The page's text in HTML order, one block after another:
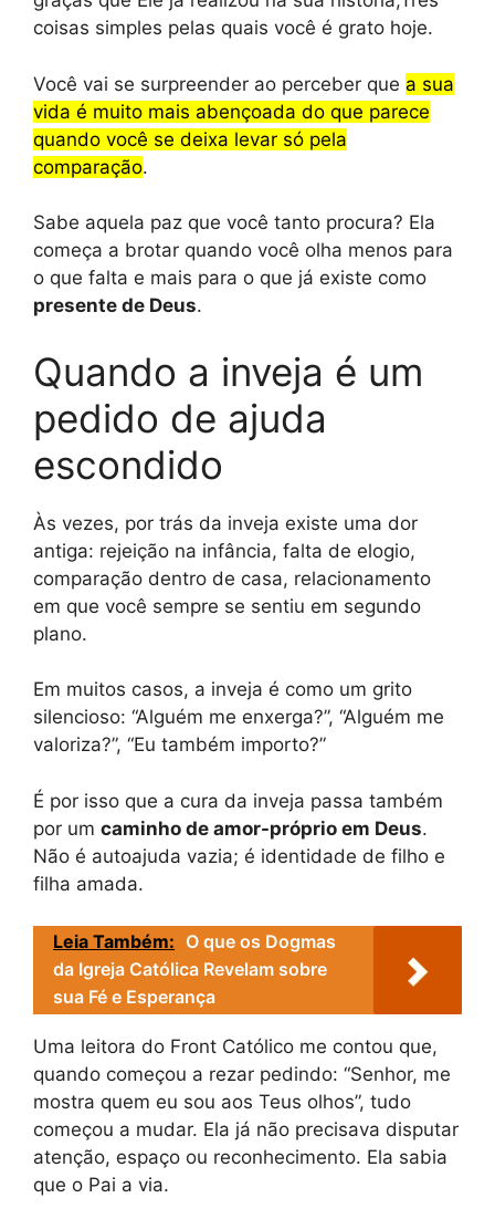
coisas simples pelas quais você é grato hoje.
Você vai se surpreender ao perceber que a sua
vida é muito mais abençoada do que parece
quando você se deixa levar só pela
comparação.
Sabe aquela paz que você tanto procura? Ela
começa a brotar quando você olha menos para
o que falta e mais para o que já existe como
presente de Deus.
Quando a inveja é um
pedido de ajuda
escondido
Às vezes, por trás da inveja existe uma dor
antiga: rejeição na infância, falta de elogio,
comparação dentro de casa, relacionamento
em que você sempre se sentiu em segundo
plano.
Em muitos casos, a inveja é como um grito
silencioso: “Alguém me enxerga?”, “Alguém me
valoriza?”, “Eu também importo?”
É por isso que a cura da inveja passa também
por um caminho de amor-próprio em Deus.
Não é autoajuda vazia; é identidade de filho e
filha amada.
Leia Também: O que os Dogmas
da Igreja Católica Revelam sobre
sua Fé e Esperança
Uma leitora do Front Católico me contou que,
quando começou a rezar pedindo: “Senhor, me
mostra quem eu sou aos Teus olhos”, tudo
começou a mudar. Ela já não precisava disputar
atenção, espaço ou reconhecimento. Ela sabia
que o Pai a via.